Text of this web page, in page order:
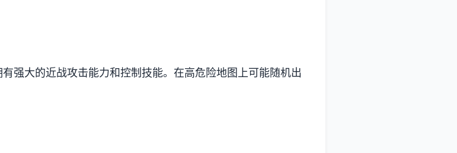
强大的近战攻击能力和控制技能。在高危险地图上可能随机出